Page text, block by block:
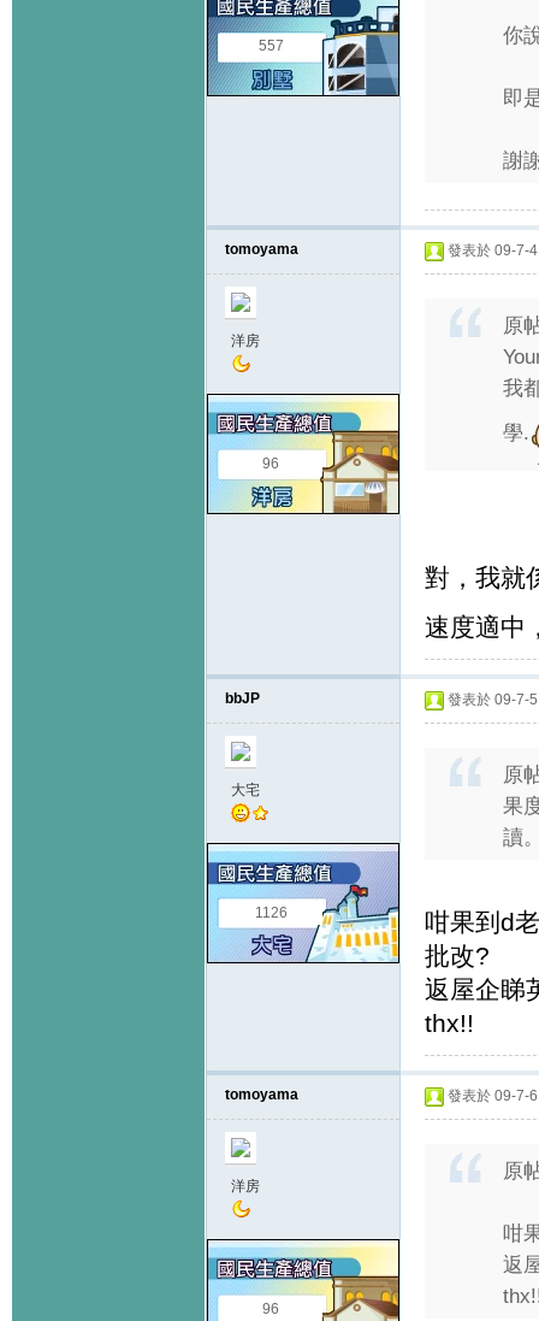
557 你
即
謝
tomoyama
洋房
96
發表於 09-7-
原
我
學.
對，我就
速度適中
bbJP
大宅
1126
發表於 09-7-
原
果
讀
咁果到d
批改?
返屋企睇
thx!!
tomoyama
洋房
96
發表於 09-7-
原
咁
返